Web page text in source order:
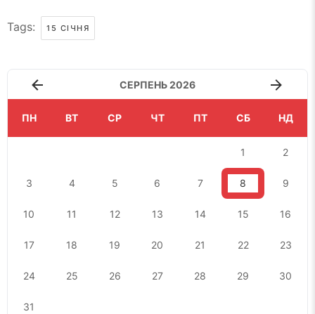
Tags: 15 СІЧНЯ
СЕРПЕНЬ 2026
ПН ВТ СР ЧТ ПТ СБ НД
1 2
3 4 5 6 7 8 9
10 11 12 13 14 15 16
17 18 19 20 21 22 23
24 25 26 27 28 29 30
31